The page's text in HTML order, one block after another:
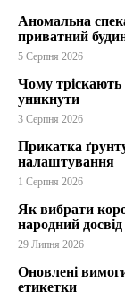
Аномальна
приватний
5 Серпня 2026
Чому тріскають
уникнути
3 Серпня 2026
Прикатка
налаштування
1 Серпня 2026
Як вибрати
народний досвід
29 Липня 2026
Оновлені
етикетки